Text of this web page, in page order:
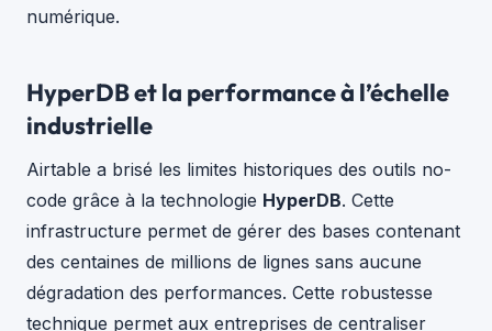
numérique.
HyperDB et la performance à l’échelle
industrielle
Airtable a brisé les limites historiques des outils no-
code grâce à la technologie HyperDB. Cette
infrastructure permet de gérer des bases contenant
des centaines de millions de lignes sans aucune
dégradation des performances. Cette robustesse
technique permet aux entreprises de centraliser